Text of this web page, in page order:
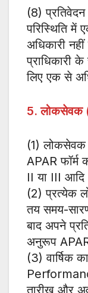
(8)
परिस्थिति में
अधिकारी
प्राधिकारी
लिए एक से
5. लोकसेवक
(1) लोकसेवक
APAR फॉर्म
II या III
(2) प्रत्येक
तय समय-
बाद अपने
अनुरूप
(3) वार्षिक